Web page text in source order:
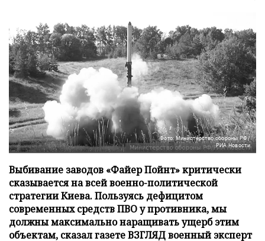
Фото: Министерство обороны РФ/
РИА Новости
Выбивание заводов «Файер Пойнт» критически
сказывается на всей военно-политической
стратегии Киева. Пользуясь дефицитом
современных средств ПВО у противника, мы
должны максимально наращивать ущерб этим
объектам, сказал газете ВЗГЛЯД военный эксперт